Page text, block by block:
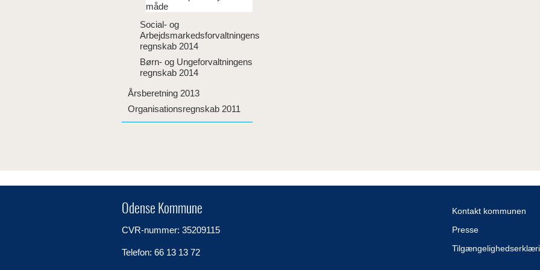
måde
Social- og
Arbejdsmarkedsforvaltningens
regnskab 2014
Børn- og Ungeforvaltningens
regnskab 2014
Årsberetning 2013
Organisationsregnskab 2011
Odense Kommune
CVR-nummer: 35209115
Telefon: 66 13 13 72
Kontakt kommunen
Presse